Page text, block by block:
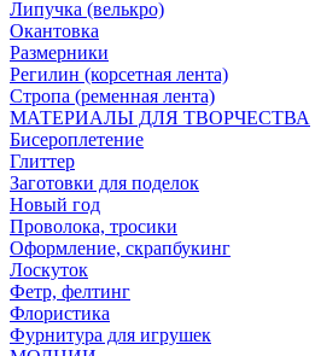
Липучка (велькро)
Окантовка
Размерники
Регилин (корсетная лента)
Стропа (ременная лента)
МАТЕРИАЛЫ ДЛЯ ТВОРЧЕСТВА
Бисероплетение
Глиттер
Заготовки для поделок
Новый год
Проволока, тросики
Оформление, скрапбукинг
Лоскуток
Фетр, фелтинг
Флористика
Фурнитура для игрушек